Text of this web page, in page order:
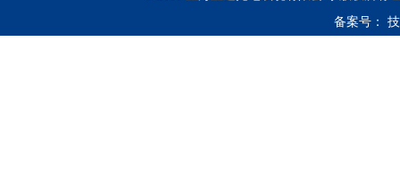
备案号：